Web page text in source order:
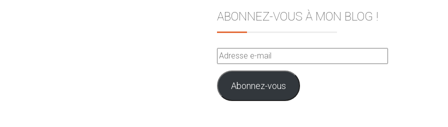
ABONNEZ-VOUS À MON BLOG !
Adresse
e-
mail
Abonnez-vous